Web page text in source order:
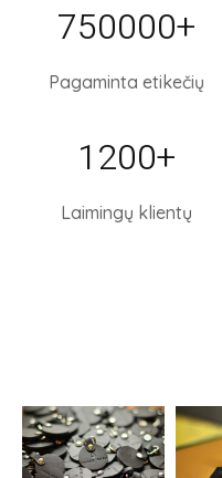
750000+
Pagaminta etikečių
1200+
Laimingų klientų